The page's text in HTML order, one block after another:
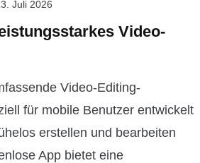
Juli 2026
Video-
Video-Editing-
für mobile Benutzer entwickelt
erstellen und bearbeiten
App bietet eine